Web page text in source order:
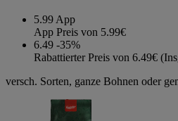
5.99 App
App Preis von 5.99€
6.49 -35%
Rabattierter Preis von 6.49€
versch. Sorten, ganze Bohnen oder